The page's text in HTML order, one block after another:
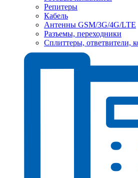
Репитеры
Кабель
Антенны GSM/3G/4G/LTE
Разъемы, переходники
Сплиттеры, ответвители,